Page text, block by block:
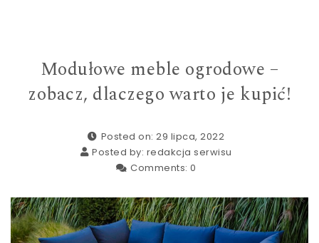
Modułowe meble ogrodowe –
zobacz, dlaczego warto je kupić!
Posted on: 29 lipca, 2022
Posted by: redakcja serwisu
Comments: 0